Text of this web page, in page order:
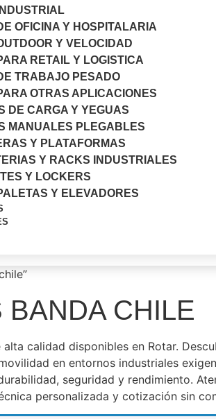
OFICINA Y HOSPITALARIA
Y VELOCIDAD
RETAIL Y LOGISTICA
TRABAJO PESADO
OTRAS APLICACIONES
DE CARGA Y YEGUAS
MANUALES PLEGABLES
Y PLATAFORMAS
Y RACKS INDUSTRIALES
Y LOCKERS
Y ELEVADORES
BANDA CHILE
calidad disponibles en Rotar.
en entornos industriales
seguridad y rendimiento.
personalizada y cotización sin